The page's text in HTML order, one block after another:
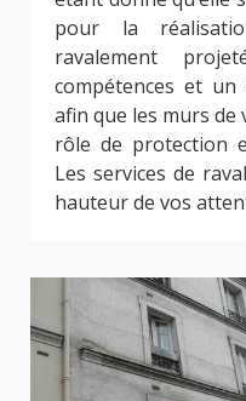
pour la
ravalement
compétences et
afin que les murs
rôle de protection
Les services de
hauteur de vos